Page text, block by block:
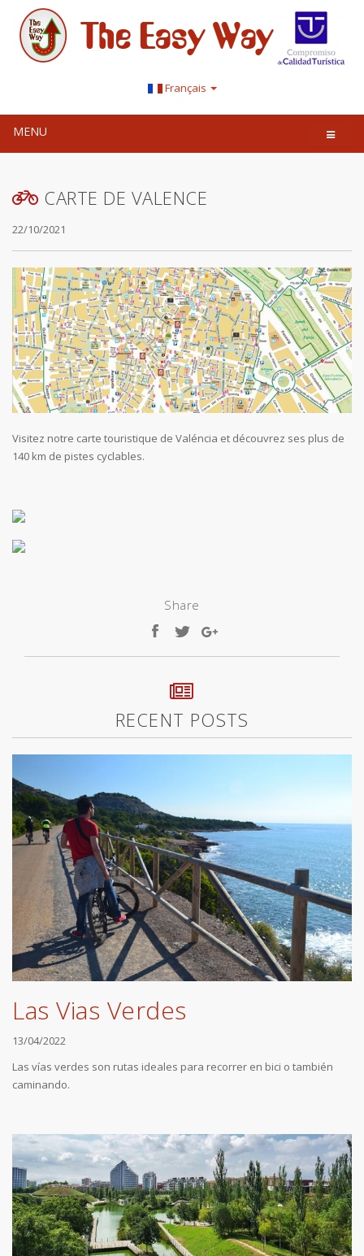
Français
MENU
CARTE DE VALENCE
22/10/2021
Visitez notre carte touristique de Valéncia et découvrez ses plus de
140 km de pistes cyclables.
Share
RECENT POSTS
Las Vias Verdes
13/04/2022
Las vías verdes son rutas ideales para recorrer en bici o también
caminando.